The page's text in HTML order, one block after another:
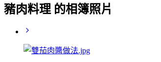
豬肉料理 的相簿照片